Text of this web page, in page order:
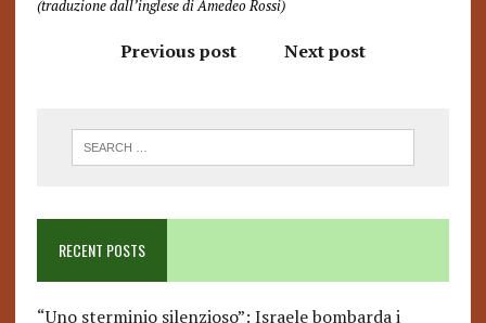
(traduzione dall’inglese di Amedeo Rossi)
Previous post Next post
RECENT POSTS
“Uno sterminio silenzioso”: Israele bombarda i